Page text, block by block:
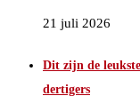
21 juli 2026
Dit zijn de
dertigers